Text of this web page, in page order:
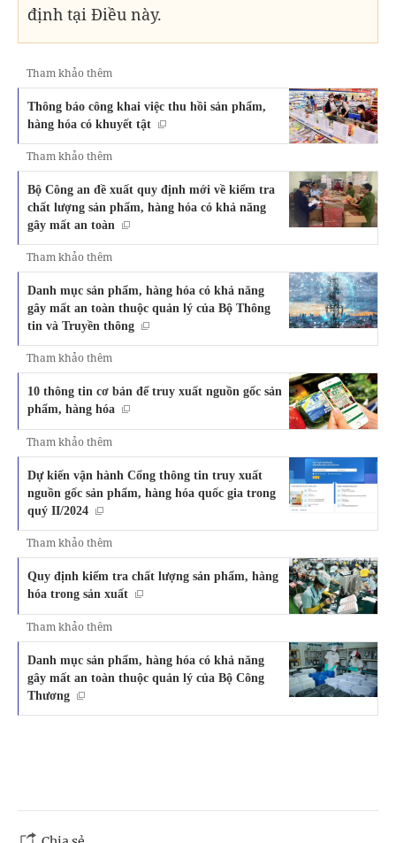
định tại Điều này.
Tham khảo thêm
Thông báo công khai việc thu hồi sản phẩm,
hàng hóa có khuyết tật
Tham khảo thêm
Bộ Công an đề xuất quy định mới về kiểm tra
chất lượng sản phẩm, hàng hóa có khả năng
gây mất an toàn
Tham khảo thêm
Danh mục sản phẩm, hàng hóa có khả năng
gây mất an toàn thuộc quản lý của Bộ Thông
tin và Truyền thông
Tham khảo thêm
10 thông tin cơ bản để truy xuất nguồn gốc sản
phẩm, hàng hóa
Tham khảo thêm
Dự kiến vận hành Cổng thông tin truy xuất
nguồn gốc sản phẩm, hàng hóa quốc gia trong
quý II/2024
Tham khảo thêm
Quy định kiểm tra chất lượng sản phẩm, hàng
hóa trong sản xuất
Tham khảo thêm
Danh mục sản phẩm, hàng hóa có khả năng
gây mất an toàn thuộc quản lý của Bộ Công
Thương